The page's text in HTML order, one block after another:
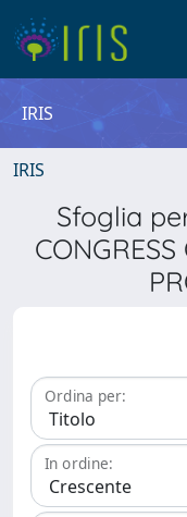
IRIS
IRIS
Sfoglia
Ordina per:
In ordine: